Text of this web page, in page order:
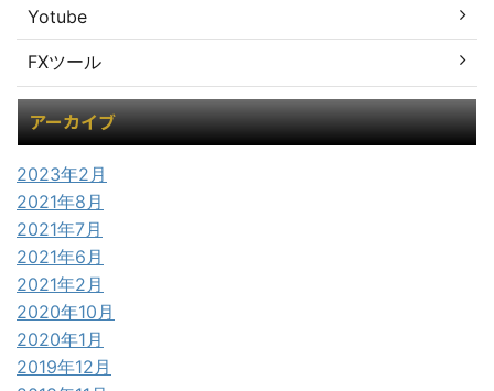
Yotube
FXツール
アーカイブ
2023年2月
2021年8月
2021年7月
2021年6月
2021年2月
2020年10月
2020年1月
2019年12月